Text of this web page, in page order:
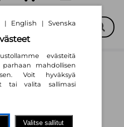
tyhmä
| English | Svenska
evästeitä
mahdollisen
Voit hyväksyä
tai valita sallimasi
Valitse sallitut